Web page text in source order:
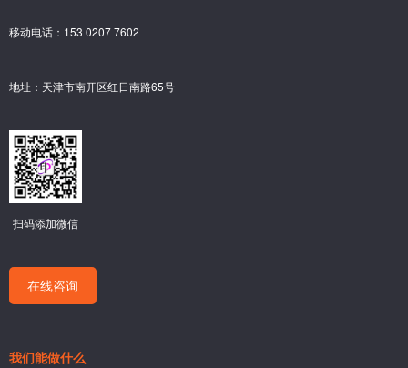
移动电话：153 0207 7602
地址：天津市南开区红日南路65号
扫码添加微信
在线咨询
我们能做什么